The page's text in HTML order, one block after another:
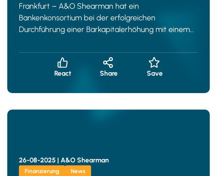
Frankfurt – A&O Shearman hat ein
Bankenkonsortium bei der erfolgreichen
Durchführung einer Barkapitalerhöhung mit einem
React Share Save
26-08-2025 | A&O Shearman
Finanzierung News